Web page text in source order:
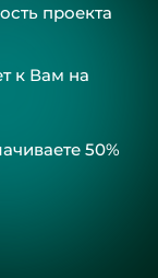
проекта
к Вам на
50%